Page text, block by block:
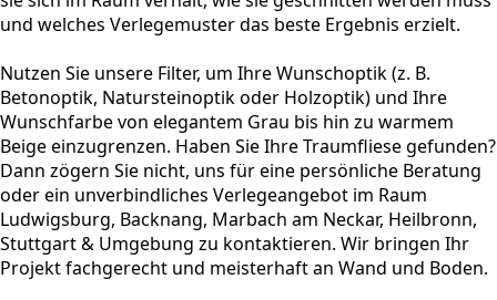
und welches Verlegemuster das beste Ergebnis erzielt.
Nutzen Sie unsere Filter, um Ihre Wunschoptik (z. B.
Betonoptik, Natursteinoptik oder Holzoptik) und Ihre
Wunschfarbe von elegantem Grau bis hin zu warmem
Beige einzugrenzen. Haben Sie Ihre Traumfliese gefunden?
Dann zögern Sie nicht, uns für eine persönliche Beratung
oder ein unverbindliches Verlegeangebot im Raum
Ludwigsburg, Backnang, Marbach am Neckar, Heilbronn,
Stuttgart & Umgebung zu kontaktieren. Wir bringen Ihr
Projekt fachgerecht und meisterhaft an Wand und Boden.